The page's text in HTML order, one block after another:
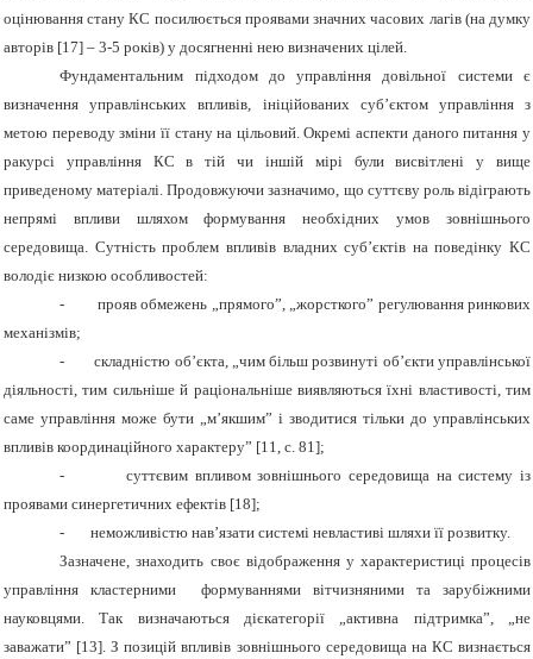
оцінювання стану КС посилюється проявами значних часових лагів (на думку
авторів [17] – 3-5 років) у досягненні нею визначених цілей.
Фундаментальним підходом до управління довільної системи є
визначення управлінських впливів, ініційованих суб’єктом управління з
метою переводу зміни її стану на цільовий. Окремі аспекти даного питання у
ракурсі управління КС в тій чи іншій мірі були висвітлені у вище
приведеному матеріалі. Продовжуючи зазначимо, що суттєву роль відіграють
непрямі впливи шляхом формування необхідних умов зовнішнього
середовища. Сутність проблем впливів владних суб’єктів на поведінку КС
володіє низкою особливостей:
-
прояв обмежень „прямого”, „жорсткого” регулювання ринкових
механізмів;
-
складністю об’єкта, „чим більш розвинуті об’єкти управлінської
діяльності, тим сильніше й раціональніше виявляються їхні властивості, тим
саме управління може бути „м’якшим” і зводитися тільки до управлінських
впливів координаційного характеру” [11, с. 81];
-
суттєвим впливом зовнішнього середовища на систему із
проявами синергетичних ефектів [18];
-
неможливістю нав’язати системі невластиві шляхи її розвитку.
Зазначене, знаходить своє відображення у характеристиці процесів
управління кластерними формуваннями вітчизняними та зарубіжними
науковцями. Так визначаються дієкатегорії „активна підтримка”, „не
заважати” [13]. З позицій впливів зовнішнього середовища на КС визнається